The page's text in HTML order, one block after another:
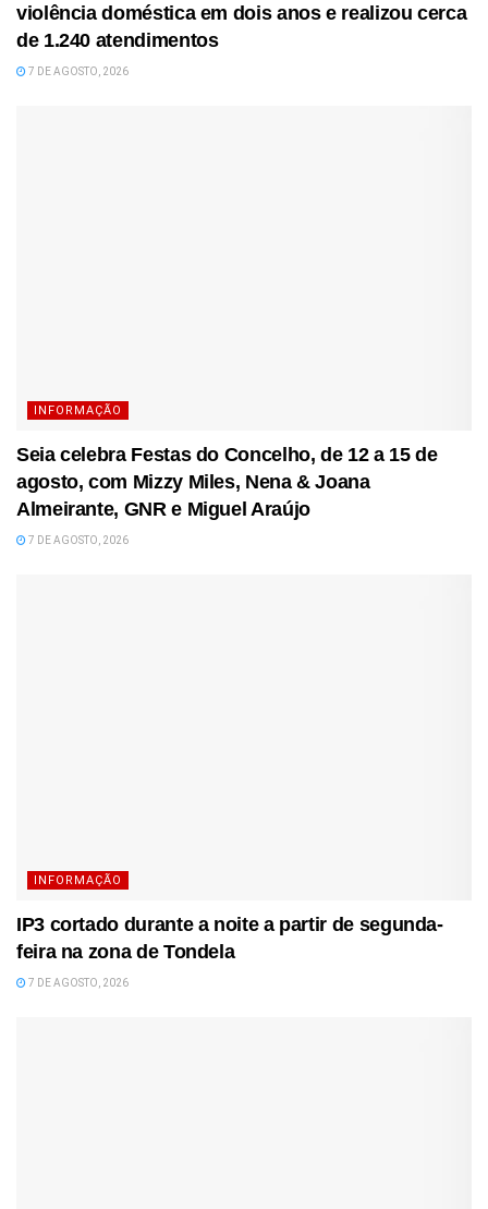
violência doméstica em dois anos e realizou cerca
de 1.240 atendimentos
7 DE AGOSTO, 2026
INFORMAÇÃO
Seia celebra Festas do Concelho, de 12 a 15 de
agosto, com Mizzy Miles, Nena & Joana
Almeirante, GNR e Miguel Araújo
7 DE AGOSTO, 2026
INFORMAÇÃO
IP3 cortado durante a noite a partir de segunda-
feira na zona de Tondela
7 DE AGOSTO, 2026